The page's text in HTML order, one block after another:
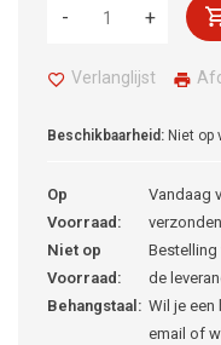
+
-
Verlanglijst
Beschikbaarheid: Niet op
Op
Voorraad:
Vandaag
Niet op
Voorraad:
Bestelling
de
Behangstaal: Wil je een
email of